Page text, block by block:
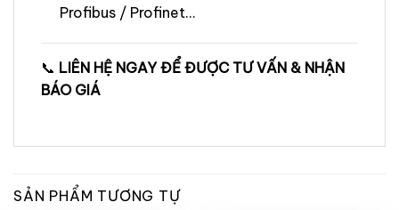
Profibus / Profinet…
📞 LIÊN HỆ NGAY ĐỂ ĐƯỢC TƯ VẤN & NHẬN
BÁO GIÁ
SẢN PHẨM TƯƠNG TỰ